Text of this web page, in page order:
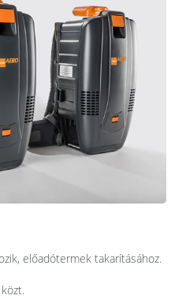
előadótermek takarításához.